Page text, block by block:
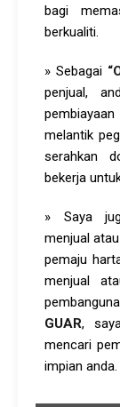
bagi
berkualiti.
» Sebagai “
penjual,
melantik
serahkan
bekerja
» Saya
menjual atau
pemaju
menjual
GUAR,
mencari
impian anda.